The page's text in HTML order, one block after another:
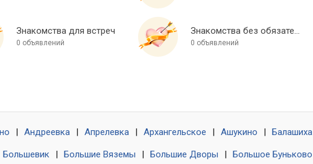
Знакомства для встреч
0 объявлений
Знакомства без обязательств
0 объявлений
Андреевка Апрелевка Архангельское Ашукино Балашиха
Большевик Большие Вяземы Большие Дворы Большое Буньково